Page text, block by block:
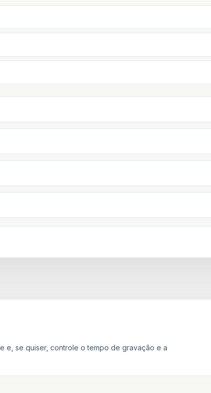
e, se quiser, controle o tempo de gravação e a